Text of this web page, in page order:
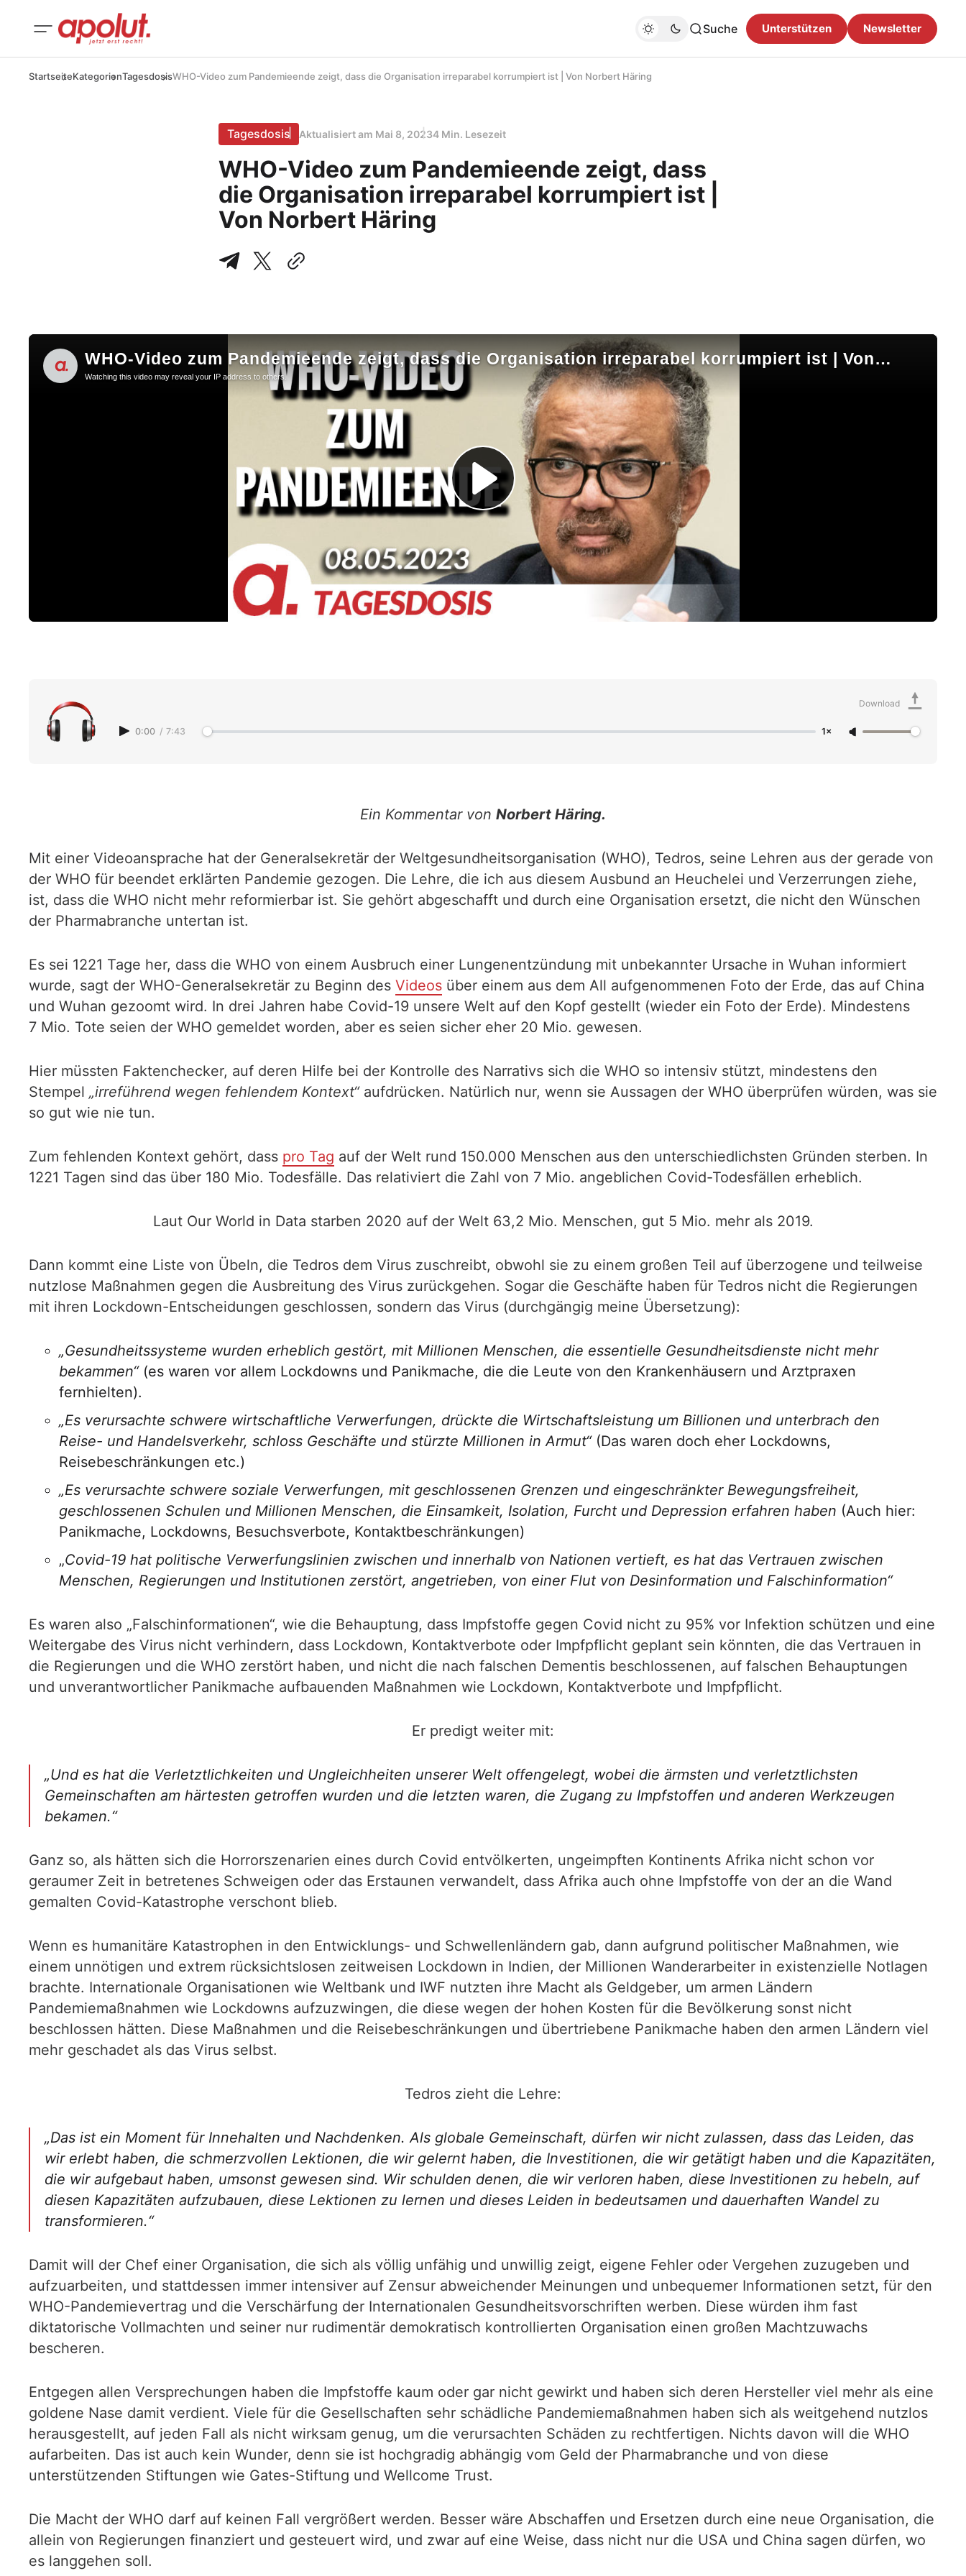
Suche Unterstützen Newsletter
StartseiteKategorienTagesdosisWHO-Video zum Pandemieende zeigt, dass die Organisation irreparabel korrumpiert ist | Von Norbert Häring
Tagesdosis Aktualisiert am Mai 8, 20234 Min. Lesezeit
WHO-Video zum Pandemieende zeigt, dass
die Organisation irreparabel korrumpiert ist |
Von Norbert Häring
0:00 / 7:43 1×
Download
Ein Kommentar von Norbert Häring.
Mit einer Videoansprache hat der Generalsekretär der Weltgesundheitsorganisation (WHO), Tedros, seine Lehren aus der gerade von
der WHO für beendet erklärten Pandemie gezogen. Die Lehre, die ich aus diesem Ausbund an Heuchelei und Verzerrungen ziehe,
ist, dass die WHO nicht mehr reformierbar ist. Sie gehört abgeschafft und durch eine Organisation ersetzt, die nicht den Wünschen
der Pharmabranche untertan ist.
Es sei 1221 Tage her, dass die WHO von einem Ausbruch einer Lungenentzündung mit unbekannter Ursache in Wuhan informiert
wurde, sagt der WHO-Generalsekretär zu Beginn des Videos über einem aus dem All aufgenommenen Foto der Erde, das auf China
und Wuhan gezoomt wird. In drei Jahren habe Covid-19 unsere Welt auf den Kopf gestellt (wieder ein Foto der Erde). Mindestens
7 Mio. Tote seien der WHO gemeldet worden, aber es seien sicher eher 20 Mio. gewesen.
Hier müssten Faktenchecker, auf deren Hilfe bei der Kontrolle des Narrativs sich die WHO so intensiv stützt, mindestens den
Stempel „irreführend wegen fehlendem Kontext“aufdrücken. Natürlich nur, wenn sie Aussagen der WHO überprüfen würden, was sie
so gut wie nie tun.
Zum fehlenden Kontext gehört, dass pro Tag auf der Welt rund 150.000 Menschen aus den unterschiedlichsten Gründen sterben. In
1221 Tagen sind das über 180 Mio. Todesfälle. Das relativiert die Zahl von 7 Mio. angeblichen Covid-Todesfällen erheblich.
Laut Our World in Data starben 2020 auf der Welt 63,2 Mio. Menschen, gut 5 Mio. mehr als 2019.
Dann kommt eine Liste von Übeln, die Tedros dem Virus zuschreibt, obwohl sie zu einem großen Teil auf überzogene und teilweise
nutzlose Maßnahmen gegen die Ausbreitung des Virus zurückgehen. Sogar die Geschäfte haben für Tedros nicht die Regierungen
mit ihren Lockdown-Entscheidungen geschlossen, sondern das Virus (durchgängig meine Übersetzung):
„Gesundheitssysteme wurden erheblich gestört, mit Millionen Menschen, die essentielle Gesundheitsdienste nicht mehr
bekammen“(es waren vor allem Lockdowns und Panikmache, die die Leute von den Krankenhäusern und Arztpraxen
fernhielten).
„Es verursachte schwere wirtschaftliche Verwerfungen, drückte die Wirtschaftsleistung um Billionen und unterbrach den
Reise- und Handelsverkehr, schloss Geschäfte und stürzte Millionen in Armut“(Das waren doch eher Lockdowns,
Reisebeschränkungen etc.)
„Es verursachte schwere soziale Verwerfungen, mit geschlossenen Grenzen und eingeschränkter Bewegungsfreiheit,
geschlossenen Schulen und Millionen Menschen, die Einsamkeit, Isolation, Furcht und Depression erfahren haben (Auch hier:
Panikmache, Lockdowns, Besuchsverbote, Kontaktbeschränkungen)
„Covid-19 hat politische Verwerfungslinien zwischen und innerhalb von Nationen vertieft, es hat das Vertrauen zwischen
Menschen, Regierungen und Institutionen zerstört, angetrieben, von einer Flut von Desinformation und Falschinformation“
Es waren also „Falschinformationen“, wie die Behauptung, dass Impfstoffe gegen Covid nicht zu 95% vor Infektion schützen und eine
Weitergabe des Virus nicht verhindern, dass Lockdown, Kontaktverbote oder Impfpflicht geplant sein könnten, die das Vertrauen in
die Regierungen und die WHO zerstört haben, und nicht die nach falschen Dementis beschlossenen, auf falschen Behauptungen
und unverantwortlicher Panikmache aufbauenden Maßnahmen wie Lockdown, Kontaktverbote und Impfpflicht.
Er predigt weiter mit:
„Und es hat die Verletztlichkeiten und Ungleichheiten unserer Welt offengelegt, wobei die ärmsten und verletztlichsten
Gemeinschaften am härtesten getroffen wurden und die letzten waren, die Zugang zu Impfstoffen und anderen Werkzeugen
bekamen.“
Ganz so, als hätten sich die Horrorszenarien eines durch Covid entvölkerten, ungeimpften Kontinents Afrika nicht schon vor
geraumer Zeit in betretenes Schweigen oder das Erstaunen verwandelt, dass Afrika auch ohne Impfstoffe von der an die Wand
gemalten Covid-Katastrophe verschont blieb.
Wenn es humanitäre Katastrophen in den Entwicklungs- und Schwellenländern gab, dann aufgrund politischer Maßnahmen, wie
einem unnötigen und extrem rücksichtslosen zeitweisen Lockdown in Indien, der Millionen Wanderarbeiter in existenzielle Notlagen
brachte. Internationale Organisationen wie Weltbank und IWF nutzten ihre Macht als Geldgeber, um armen Ländern
Pandemiemaßnahmen wie Lockdowns aufzuzwingen, die diese wegen der hohen Kosten für die Bevölkerung sonst nicht
beschlossen hätten. Diese Maßnahmen und die Reisebeschränkungen und übertriebene Panikmache haben den armen Ländern viel
mehr geschadet als das Virus selbst.
Tedros zieht die Lehre:
„Das ist ein Moment für Innehalten und Nachdenken. Als globale Gemeinschaft, dürfen wir nicht zulassen, dass das Leiden, das
wir erlebt haben, die schmerzvollen Lektionen, die wir gelernt haben, die Investitionen, die wir getätigt haben und die Kapazitäten,
die wir aufgebaut haben, umsonst gewesen sind. Wir schulden denen, die wir verloren haben, diese Investitionen zu hebeln, auf
diesen Kapazitäten aufzubauen, diese Lektionen zu lernen und dieses Leiden in bedeutsamen und dauerhaften Wandel zu
transformieren.“
Damit will der Chef einer Organisation, die sich als völlig unfähig und unwillig zeigt, eigene Fehler oder Vergehen zuzugeben und
aufzuarbeiten, und stattdessen immer intensiver auf Zensur abweichender Meinungen und unbequemer Informationen setzt, für den
WHO-Pandemievertrag und die Verschärfung der Internationalen Gesundheitsvorschriften werben. Diese würden ihm fast
diktatorische Vollmachten und seiner nur rudimentär demokratisch kontrollierten Organisation einen großen Machtzuwachs
bescheren.
Entgegen allen Versprechungen haben die Impfstoffe kaum oder gar nicht gewirkt und haben sich deren Hersteller viel mehr als eine
goldene Nase damit verdient. Viele für die Gesellschaften sehr schädliche Pandemiemaßnahmen haben sich als weitgehend nutzlos
herausgestellt, auf jeden Fall als nicht wirksam genug, um die verursachten Schäden zu rechtfertigen. Nichts davon will die WHO
aufarbeiten. Das ist auch kein Wunder, denn sie ist hochgradig abhängig vom Geld der Pharmabranche und von diese
unterstützenden Stiftungen wie Gates-Stiftung und Wellcome Trust.
Die Macht der WHO darf auf keinen Fall vergrößert werden. Besser wäre Abschaffen und Ersetzen durch eine neue Organisation, die
allein von Regierungen finanziert und gesteuert wird, und zwar auf eine Weise, dass nicht nur die USA und China sagen dürfen, wo
es langgehen soll.